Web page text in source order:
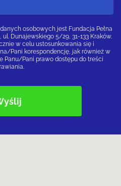
osobowych jest Fundacja Pełna
Dunajewskiego 5/29, 31-133 Kraków.
w celu ustosunkowania się i
Pani korespondencję, jak również w
Panu/Pani prawo dostępu do treści